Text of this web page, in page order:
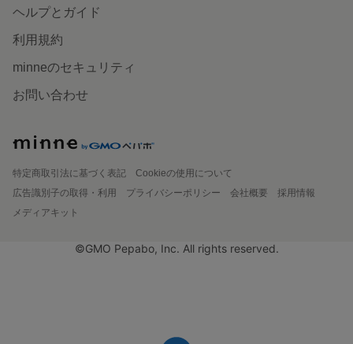
ヘルプとガイド
利用規約
minneのセキュリティ
お問い合わせ
特定商取引法に基づく表記
Cookieの使用について
広告識別子の取得・利用
プライバシーポリシー 会社概要
採用情報
メディアキット
©GMO Pepabo, Inc. All rights reserved.